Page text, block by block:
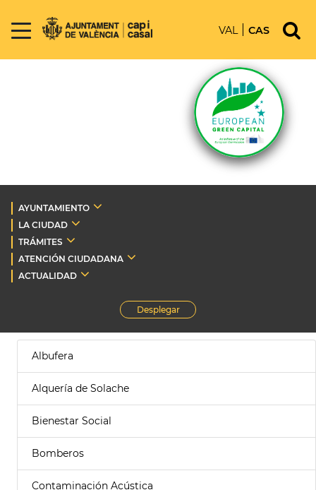
VAL CAS
AYUNTAMIENTO
LA CIUDAD
TRÁMITES
ATENCIÓN CIUDADANA
ACTUALIDAD
Desplegar
Albufera
Alquería de Solache
Bienestar Social
Bomberos
Contaminación Acústica